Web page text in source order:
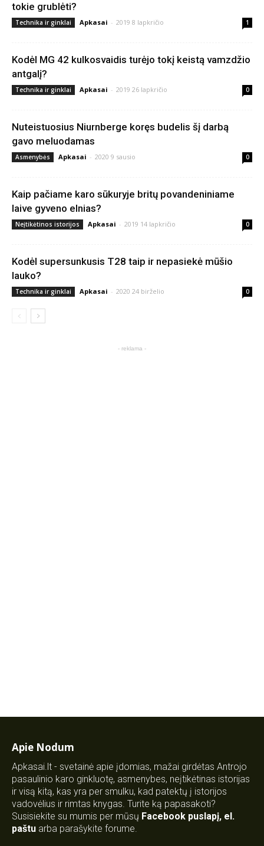
tokie grublėti?
Technika ir ginklai Apkasai - 2019 8 lapkričio 1
Kodėl MG 42 kulkosvaidis turėjo tokį keistą vamzdžio
antgalį?
Technika ir ginklai Apkasai - 2019 26 lapkričio 0
Nuteistuosius Niurnberge koręs budelis šį darbą
gavo meluodamas
Asmenybės Apkasai - 2020 9 sausio 0
Kaip pačiame karo sūkuryje britų povandeniniame
laive gyveno elnias?
Neįtikėtinos istorijos Apkasai - 2019 14 lapkričio 0
Kodėl supersunkusis T28 taip ir nepasiekė mūšio
lauko?
Technika ir ginklai Apkasai - 2020 24 birželio 0
- reklama -
Apie Nodum
Apkasai.lt - svetainė apie įdomias, mažai girdėtas Antrojo
pasaulinio karo ginkluotę, asmenybes, neįtikėtinas istorijas
ir visą kitą, kas yra per smulku, kad patektų į istorijos
vadovėlius ir rimtas knygas. Turite ką papasakoti?
Susisiekite su mumis per mūsų Facebook puslapį, el.
paštu arba parašykite forume.